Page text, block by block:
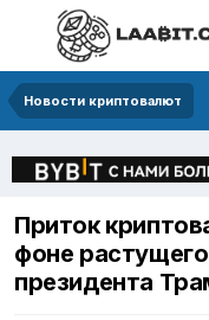
Новости криптовалют
Приток
фоне
президента